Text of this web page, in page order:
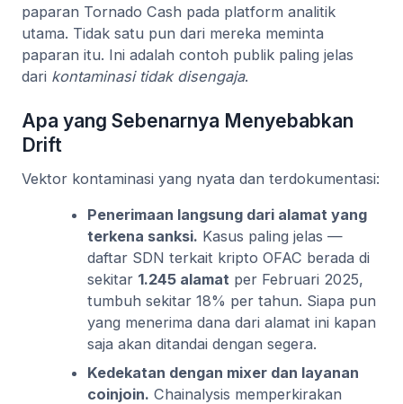
paparan Tornado Cash pada platform analitik
utama. Tidak satu pun dari mereka meminta
paparan itu. Ini adalah contoh publik paling jelas
dari kontaminasi tidak disengaja.
Apa yang Sebenarnya Menyebabkan
Drift
Vektor kontaminasi yang nyata dan terdokumentasi:
Penerimaan langsung dari alamat yang
terkena sanksi. Kasus paling jelas —
daftar SDN terkait kripto OFAC berada di
sekitar 1.245 alamat per Februari 2025,
tumbuh sekitar 18% per tahun. Siapa pun
yang menerima dana dari alamat ini kapan
saja akan ditandai dengan segera.
Kedekatan dengan mixer dan layanan
coinjoin. Chainalysis memperkirakan